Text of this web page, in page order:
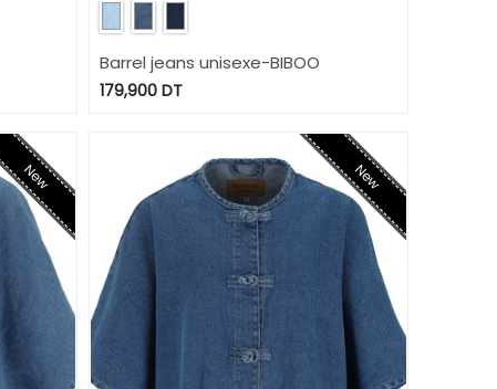
Barrel jeans unisexe-BIBOO
179,900DT
New New